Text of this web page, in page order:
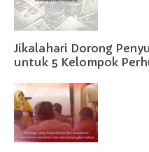
Jikalahari Dorong
untuk 5 Kelompok